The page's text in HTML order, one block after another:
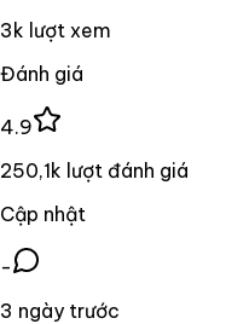
3k lượt xem
Đánh giá
4.9
250,1k lượt đánh giá
Cập nhật
-
3 ngày trước